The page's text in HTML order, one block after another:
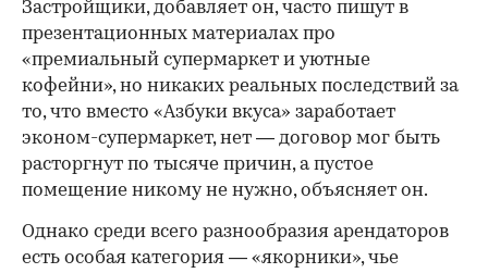
Застройщики, добавляет он, часто пишут в
презентационных материалах про
«премиальный супермаркет и уютные
кофейни», но никаких реальных последствий за
то, что вместо «Азбуки вкуса» заработает
эконом-супермаркет, нет — договор мог быть
расторгнут по тысяче причин, а пустое
помещение никому не нужно, объясняет он.
Однако среди всего разнообразия арендаторов
есть особая категория — «якорники», чье